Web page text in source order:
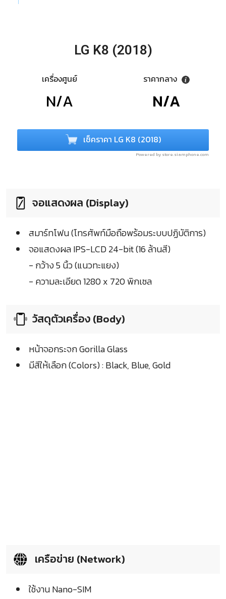
LG K8 (2018)
เครื่องศูนย์
N/A
ราคากลาง
N/A
เช็คราคา LG K8 (2018)
Powered by store.siamphone.com
จอแสดงผล (Display)
สมาร์ทโฟน (โทรศัพท์มือถือพร้อมระบบปฏิบัติการ)
จอแสดงผล IPS-LCD 24-bit (16 ล้านสี)
- กว้าง 5 นิ้ว (แนวทะแยง)
- ความละเอียด 1280 x 720 พิกเซล
วัสดุตัวเครื่อง (Body)
หน้าจอกระจก Gorilla Glass
มีสีให้เลือก (Colors) : Black, Blue, Gold
เครือข่าย (Network)
ใช้งาน Nano-SIM